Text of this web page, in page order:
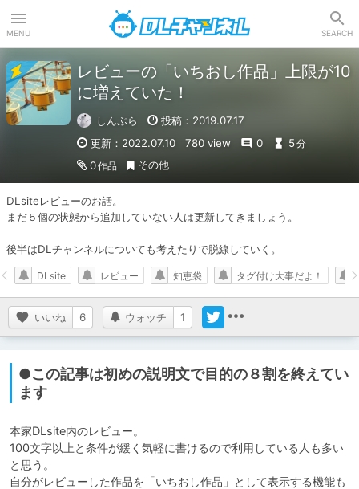
MENU SEARCH
レビューの「いちおし作品」上限が10
に増えていた！
しんぷら
投稿：2019.07.17
更新：2022.07.10
780 view 0 5分
0作品 その他
DLsiteレビューのお話。
まだ５個の状態から追加していない人は更新してきましょう。
後半はDLチャンネルについても考えたりで脱線していく。
いいね 6 ウォッチ 1
DLsite レビュー 知恵袋 タグ付け大事だよ！
●この記事は初めの説明文で目的の８割を終えてい
ます
本家DLsite内のレビュー。
100文字以上と条件が緩く気軽に書けるので利用している人も多い
と思う。
自分がレビューした作品を「いちおし作品」として表示する機能も